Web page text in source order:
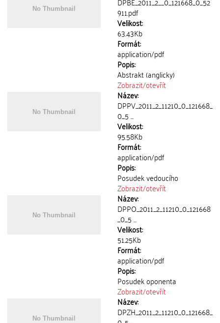
911.pdf
Velikost:
63.43Kb
Formát:
application/pdf
Popis:
Abstrakt (anglicky)
Zobrazit/otevřít
Název:
DPPV_2011_2_11210_0_121668_
0_5 ...
Velikost:
95.58Kb
Formát:
application/pdf
Popis:
Posudek vedoucího
Zobrazit/otevřít
Název:
DPPO_2011_2_11210_0_121668
_0_5 ...
Velikost:
51.25Kb
Formát:
application/pdf
Popis:
Posudek oponenta
Zobrazit/otevřít
Název:
DPZH_2011_2_11210_0_121668_